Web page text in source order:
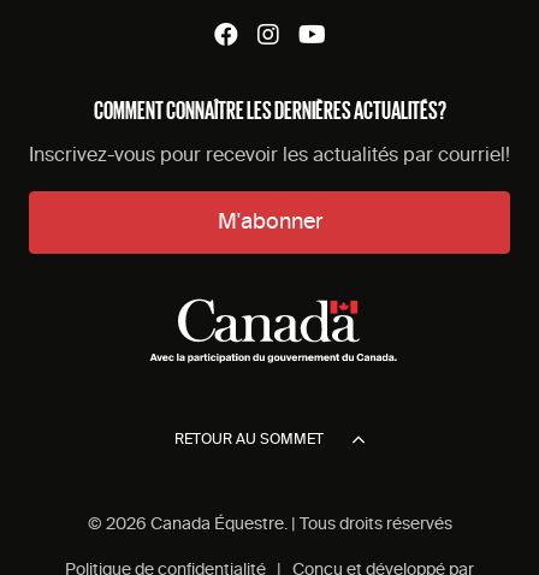
COMMENT CONNAÎTRE LES DERNIÈRES ACTUALITÉS?
Inscrivez-vous pour recevoir les actualités par courriel!
M'abonner
RETOUR AU SOMMET
© 2026 Canada Équestre. | Tous droits réservés
Politique de confidentialité | Conçu et développé par